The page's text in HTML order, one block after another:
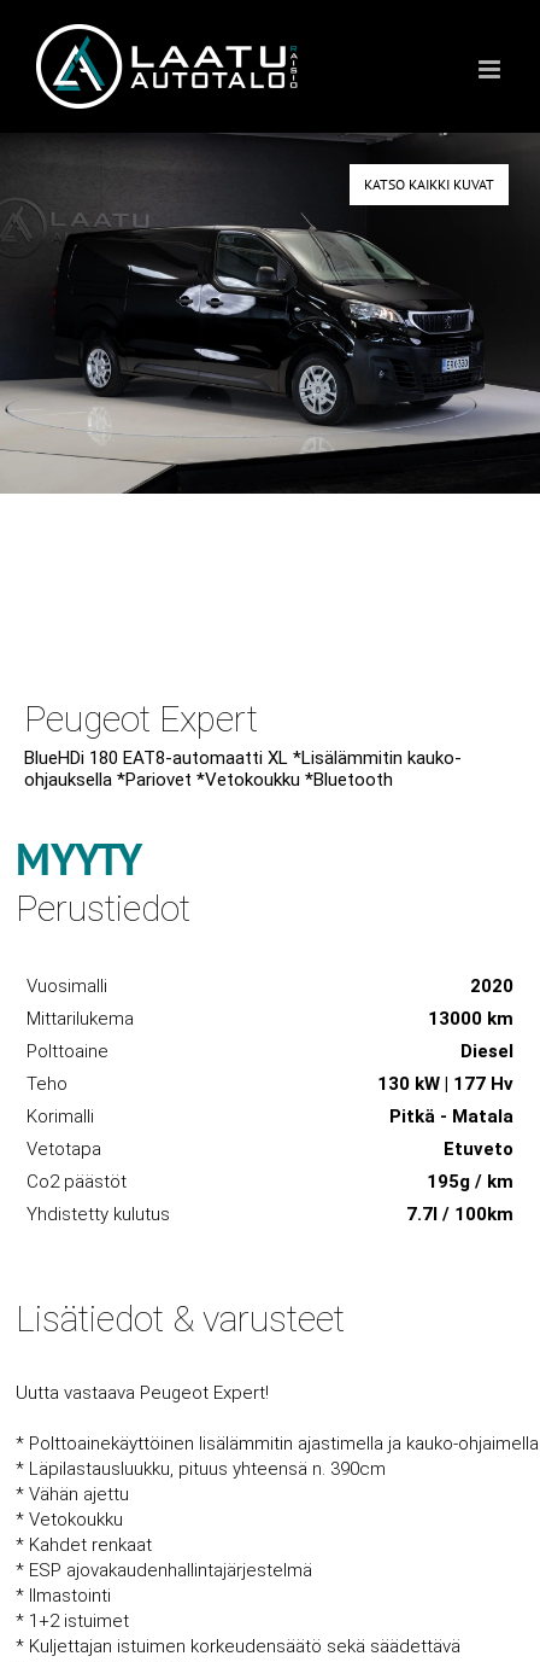
content
KATSO KAIKKI KUVAT
Peugeot Expert
BlueHDi 180 EAT8-automaatti XL *Lisälämmitin kauko-
ohjauksella *Pariovet *Vetokoukku *Bluetooth
MYYTY
Perustiedot
Vuosimalli
2020
Mittarilukema
13000 km
Polttoaine
Diesel
Teho
130 kW | 177 Hv
Korimalli
Pitkä - Matala
Vetotapa
Etuveto
Co2 päästöt
195g / km
Yhdistetty kulutus
7.7l / 100km
Lisätiedot & varusteet
Uutta vastaava Peugeot Expert!
* Polttoainekäyttöinen lisälämmitin ajastimella ja kauko-ohjaimella
* Läpilastausluukku, pituus yhteensä n. 390cm
* Vähän ajettu
* Vetokoukku
* Kahdet renkaat
* ESP ajovakaudenhallintajärjestelmä
* Ilmastointi
* 1+2 istuimet
* Kuljettajan istuimen korkeudensäätö sekä säädettävä